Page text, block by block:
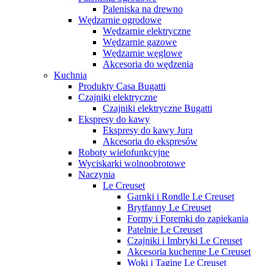
Paleniska na drewno
Wędzarnie ogrodowe
Wędzarnie elektryczne
Wędzarnie gazowe
Wędzarnie węglowe
Akcesoria do wędzenia
Kuchnia
Produkty Casa Bugatti
Czajniki elektryczne
Czajniki elektryczne Bugatti
Ekspresy do kawy
Ekspresy do kawy Jura
Akcesoria do ekspresów
Roboty wielofunkcyjne
Wyciskarki wolnoobrotowe
Naczynia
Le Creuset
Garnki i Rondle Le Creuset
Brytfanny Le Creuset
Formy i Foremki do zapiekania
Patelnie Le Creuset
Czajniki i Imbryki Le Creuset
Akcesoria kuchenne Le Creuset
Woki i Tagine Le Creuset